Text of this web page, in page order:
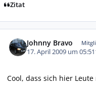
Zitat
Johnny Bravo
17. April 2009 um 05:51
Cool, dass sich hier